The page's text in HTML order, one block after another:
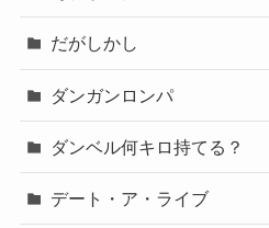
だがしかし
ダンガンロンパ
ダンベル何キロ持てる？
デート・ア・ライブ